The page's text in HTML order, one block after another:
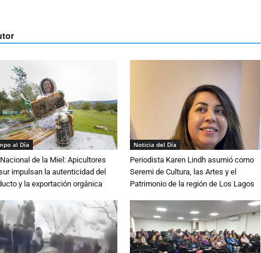
al Día
de la Miel: Apicultores
impulsan la autenticidad del
y la exportación orgánica
Noticia del Día
Periodista Karen Lindh asumió como
Seremi de Cultura, las Artes y el
Patrimonio de la región de Los Lagos